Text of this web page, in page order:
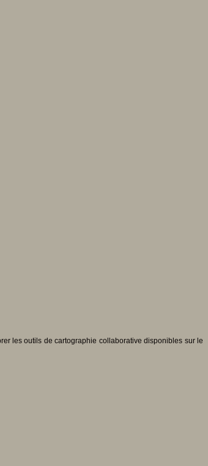
les outils de cartographie collaborative disponibles sur le